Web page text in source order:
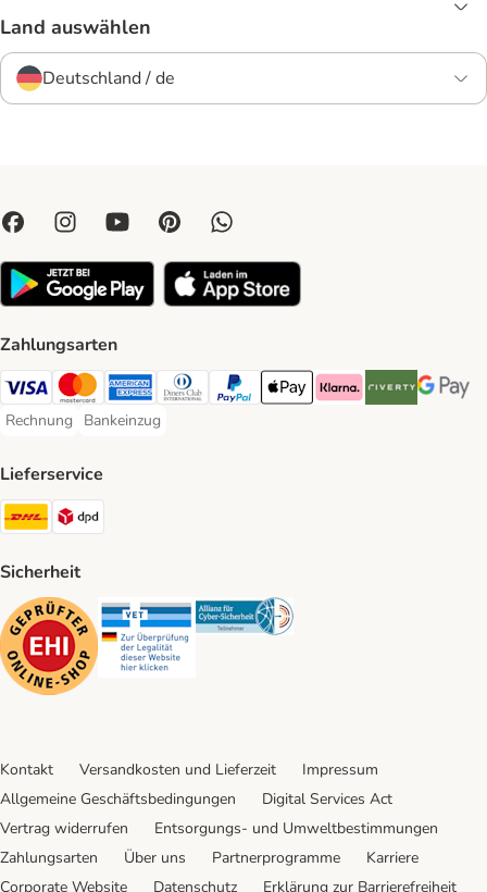
Land auswählen
Deutschland / de
Zahlungsarten
Visa Payment Method
Mastercard Payment Method
American Express Payment Method
Diners Club Payment Method
PayPal Payment Method
Apple Pay Payment Method
Klarna Payment Method
Riverty Payment
Google
Rechnung
Rechnung Payment Method
Bankeinzug
Bankeinzug Payment Method
Lieferservice
DHL Shipping Method
Sicherheit
Security Security Security
Kontakt Versandkosten und Lieferzeit
Impressum
Allgemeine Geschäftsbedingungen
Digital Services Act
Vertrag widerrufen
Entsorgungs- und Umweltbestimmungen
Zahlungsarten
Über uns Partnerprogramme
Karriere
Corporate Website
Datenschutz Erklärung zur Barrierefreiheit